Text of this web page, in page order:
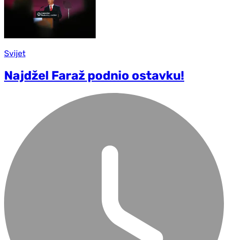
Svijet
Najdžel Faraž podnio ostavku!